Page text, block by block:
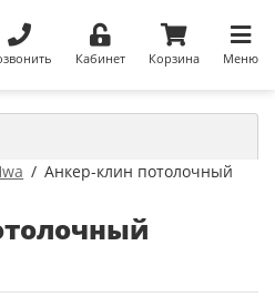
Кабинет Корзина Меню
Анкер-клин потолочный